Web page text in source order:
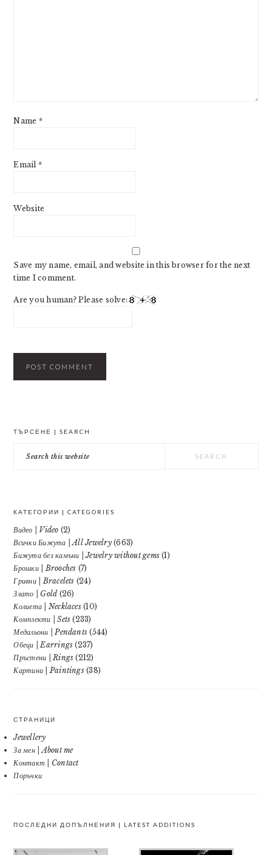
Name *
Email *
Website
Save my name, email, and website in this browser for the next
time I comment.
Are you human? Please solve:
ТЪРСЕНЕ | SEARCH
this
КАТЕГОРИИ | CATEGORIES
Видео | Video (2)
Всички Бижута | All Jewelry(663)
Бижута без камъни | Jewelry without gems (1)
Брошки | Brooches (7)
Гривни | Bracelets (24)
Злато | Gold (26)
Колиета | Necklaces(10)
Комплекти | Sets (233)
Медальони | Pendants (544)
Обеци | Earrings (237)
Пръстени | Rings (212)
Картини | Paintings(38)
СТРАНИЦИ
Jewellery
За мен | About me
Контакт | Contact
Поръчки
ПОСЛЕДНИ ДОПЪЛНЕНИЯ | LATEST ADDITIONS